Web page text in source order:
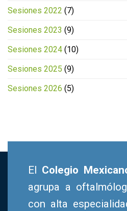
Sesiones 2022 (7)
Sesiones 2023 (9)
Sesiones 2024 (10)
Sesiones 2025 (9)
Sesiones 2026 (5)
El Colegio
agrupa a
con alta